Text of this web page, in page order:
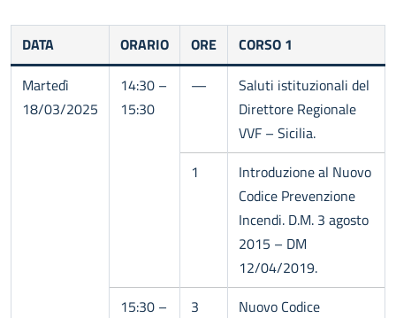
DATA ORARIO ORE
CORSO 1
Martedì
18/03/2025
14:30 –
15:30
—
Saluti istituzionali del
Direttore Regionale
VVF – Sicilia.
1
Introduzione al Nuovo
Codice Prevenzione
Incendi. D.M. 3 agosto
2015 – DM
12/04/2019.
15:30 –
3
Nuovo Codice